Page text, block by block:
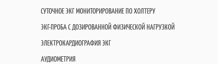
СУТОЧНОЕ ЭКГ МОНИТОРИРОВАНИЕ ПО ХОЛТЕРУ
ЭКГ-ПРОБА С ДОЗИРОВАННОЙ ФИЗИЧЕСКОЙ НАГРУЗКОЙ
ЭЛЕКТРОКАРДИОГРАФИЯ ЭКГ
АУДИОМЕТРИЯ